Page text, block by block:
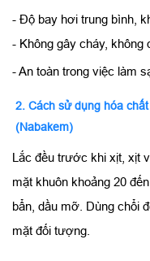
- Độ bay hơi trung bình,
- Không gây cháy, không
- An toàn trong việc làm
2. Cách sử dụng hóa
(Nabakem)
Lắc đều trước khi xịt, xịt
mặt khuôn khoảng 20
bẩn, dầu mỡ. Dùng chổi
mặt đối tượng.